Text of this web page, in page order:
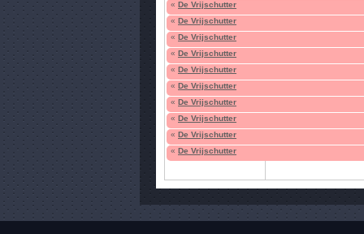
« De Vrijschutter
« De Vrijschutter
« De Vrijschutter
« De Vrijschutter
« De Vrijschutter
« De Vrijschutter
« De Vrijschutter
« De Vrijschutter
« De Vrijschutter
« De Vrijschutter